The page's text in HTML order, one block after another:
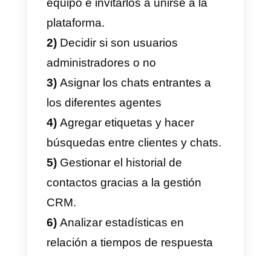
colaborativamente, sino que
también es posible integrar los
contactos con los que se ha
iniciado una conversación en su
CRM.
Agregar notas y realizar un
seguimiento del historial
cliente son solo algunas de las
características que te permitirán
superar las limitaciones de la